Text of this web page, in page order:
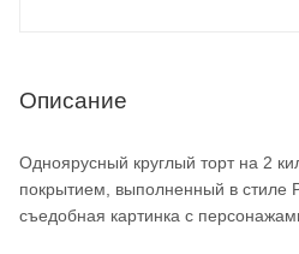
Описание
Одноярусный круглый торт на 2
покрытием, выполненный в стиле
съедобная картинка с